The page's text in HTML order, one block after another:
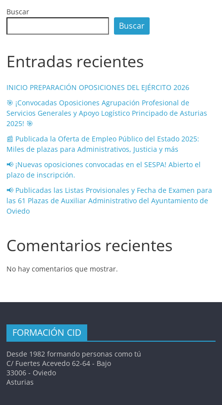
Buscar
Buscar
Entradas recientes
INICIO PREPARACIÓN OPOSICIONES DEL EJÉRCITO 2026
🎯 ¡Convocadas Oposiciones Agrupación Profesional de
Servicios Generales y Apoyo Logístico Principado de Asturias
2025! 🎯
📰 Publicada la Oferta de Empleo Público del Estado 2025:
Miles de plazas para Administrativos, Justicia y más
📢 ¡Nuevas oposiciones convocadas en el SESPA! Abierto el
plazo de inscripción.
📢 Publicadas las Listas Provisionales y Fecha de Examen para
las 61 Plazas de Auxiliar Administrativo del Ayuntamiento de
Oviedo
Comentarios recientes
No hay comentarios que mostrar.
FORMACIÓN CID
Desde 1982 formando personas como tú
C/ Fuertes Acevedo 62-64 - Bajo
33006 - Oviedo
Asturias